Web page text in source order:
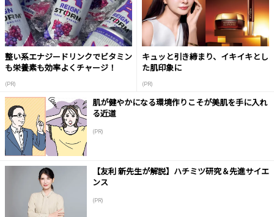
整い系エナジードリンクでビタミン
も栄養素も効率よくチャージ！
(PR)
キュッと引き締まり、イキイキとし
た肌印象に
(PR)
肌が健やかになる環境作りこそが美肌を手に入れ
る近道
(PR)
【友利 新先生が解説】ハチミツ研究＆先進サイエ
ンス
(PR)